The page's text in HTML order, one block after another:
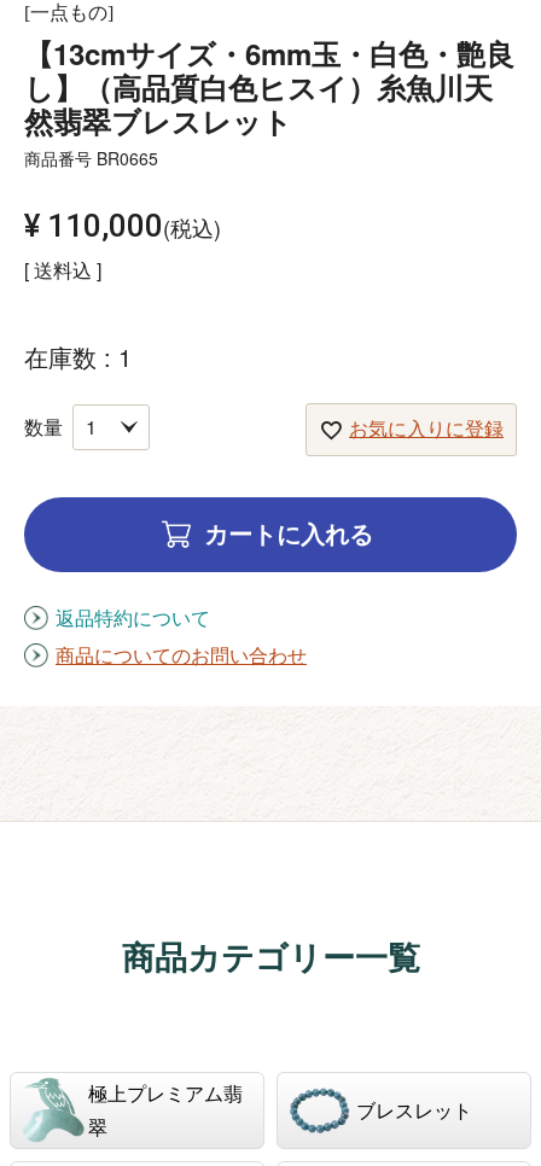
[一点もの]
【13cmサイズ・6mm玉・白色・艶良
し】（高品質白色ヒスイ）糸魚川天
然翡翠ブレスレット
商品番号 BR0665
¥ 110,000 税込
送料込
在庫数 1
お気に入りに登録
カートに入れる
返品特約について
商品についてのお問い合わせ
商品カテゴリー一覧
極上プレミアム翡
翠
ブレスレット